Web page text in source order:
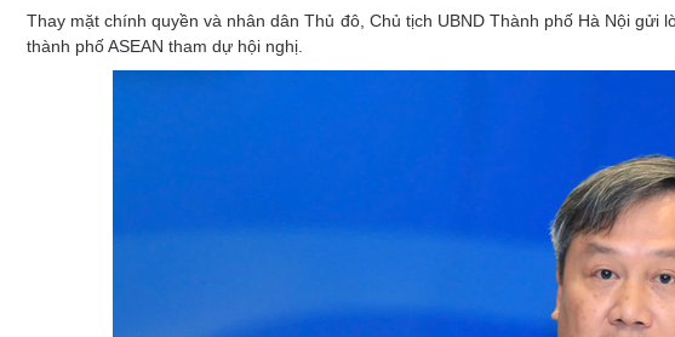
Thay mặt chính quyền và nhân dân Thủ đô, Chủ tịch UBND Thành phố Hà Nội
thành phố ASEAN tham dự hội nghị.